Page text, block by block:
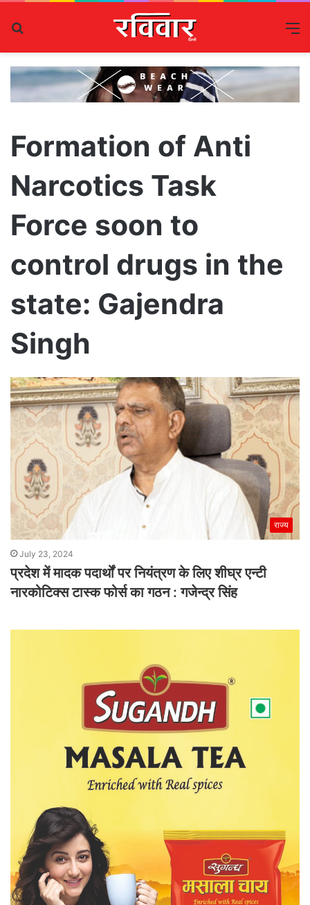
Formation of Anti
Narcotics Task
Force soon to
control drugs in the
state: Gajendra
Singh
राज्य
July 23, 2024
प्रदेश में मादक पदार्थों पर नियंत्रण के लिए शीघ्र एन्टी
नारकोटिक्स टास्क फोर्स का गठन : गजेन्द्र सिंह